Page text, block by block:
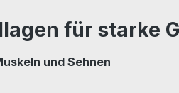
für starke
und Sehnen